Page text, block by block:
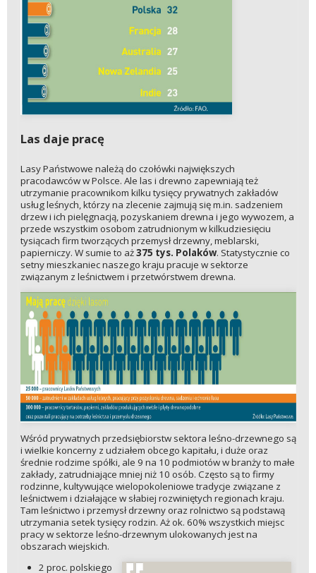
Las daje pracę
Lasy Państwowe należą do czołówki największych
pracodawców w Polsce. Ale las i drewno zapewniają też
utrzymanie pracownikom kilku tysięcy prywatnych zakładów
usług leśnych, którzy na zlecenie zajmują się m.in. sadzeniem
drzew i ich pielęgnacją, pozyskaniem drewna i jego wywozem, a
przede wszystkim osobom zatrudnionym w kilkudziesięciu
tysiącach firm tworzących przemysł drzewny, meblarski,
papierniczy. W sumie to aż375 tys. Polaków. Statystycznie co
setny mieszkaniec naszego kraju pracuje w sektorze
związanym z leśnictwem i przetwórstwem drewna.
Wśród prywatnych przedsiębiorstw sektora leśno-drzewnego są
i wielkie koncerny z udziałem obcego kapitału, i duże oraz
średnie rodzime spółki, ale 9 na 10 podmiotów w branży to małe
zakłady, zatrudniające mniej niż 10 osób. Często są to firmy
rodzinne, kultywujące wielopokoleniowe tradycje związane z
leśnictwem i działające w słabiej rozwiniętych regionach kraju.
Tam leśnictwo i przemysł drzewny oraz rolnictwo są podstawą
utrzymania setek tysięcy rodzin. Aż ok. 60% wszystkich miejsc
pracy w sektorze leśno-drzewnym ulokowanych jest na
obszarach wiejskich.
2 proc. polskiego